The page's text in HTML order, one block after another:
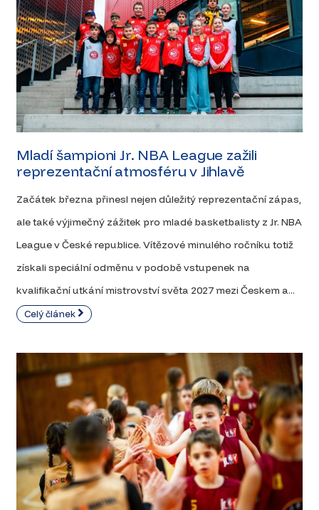
Mladí šampioni Jr. NBA League zažili
reprezentační atmosféru v Jihlavě
Začátek března přinesl nejen důležitý reprezentační zápas,
ale také výjimečný zážitek pro mladé basketbalisty z Jr. NBA
League v České republice. Vítězové minulého ročníku totiž
získali speciální odměnu v podobě vstupenek na
kvalifikační utkání mistrovství světa 2027 mezi Českem a...
Celý článek